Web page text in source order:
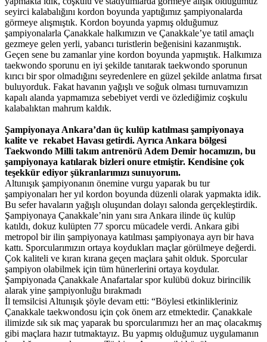
seyirci kalabalığını kordon boyunda yaptığımız şampiyonalarda
görmeye alışmıştık. Kordon boyunda yapmış olduğumuz
şampiyonalarla Çanakkale halkımızın ve Çanakkale’ye tatil amaçlı
gezmeye gelen yerli, yabancı turistlerin beğenisini kazanmıştık.
Geçen sene bu zamanlar yine kordon boyunda yapmıştık. Halkımıza
taekwondo sporunu en iyi şekilde tanıtarak taekwondo sporunun
kırıcı bir spor olmadığını seyredenlere en güzel şekilde anlatma fırsat
buluyorduk. Fakat havanın yağışlı ve soğuk olması turnuvamızın
kapalı alanda yapmamıza sebebiyet verdi ve özlediğimiz coşkulu
kalabalıktan mahrum kaldık.
Şampiyonaya Ankara’dan üç kulüp katılması şampiyonaya
kalite ve rekabet Havası getirdi. Ayrıca Ankara bölgesi
Taekwondo Milli takım antrenörü Adem Demir hocamızın, bu
şampiyonaya katılarak bizleri onure etmiştir. Kendisine çok
teşekkür ediyor şükranlarımızı sunuyorum.
Altunışık şampiyonanın önemine vurgu yaparak bu tur
şampiyonaları her yıl kordon boyunda düzenli olarak yapmakta idik.
Bu sefer havaların yağışlı oluşundan dolayı salonda gerçekleştirdik.
Şampiyonaya Çanakkale’nin yanı sıra Ankara ilinde üç kulüp
katıldı, dokuz kulüpten 77 sporcu mücadele verdi. Ankara gibi
metropol bir ilin şampiyonaya katılması şampiyonaya ayrı bir hava
kattı. Sporcularımızın ortaya koydukları maçlar görülmeye değerdi.
Çok kaliteli ve kıran kırana geçen maçlara şahit olduk. Sporcular
şampiyon olabilmek için tüm hünerlerini ortaya koydular.
Şampiyonada Çanakkale Anafartalar spor kulübü dokuz birincilik
alarak yine şampiyonluğu bırakmadı
İl temsilcisi Altunışık şöyle devam etti: “Böylesi etkinlikleriniz
Çanakkale taekwondosu için çok önem arz etmektedir. Çanakkale
ilimizde sık sık maç yaparak bu sporcularımızı her an maç olacakmış
gibi maçlara hazır tutmaktayız. Bu yapmış olduğumuz uygulamanın